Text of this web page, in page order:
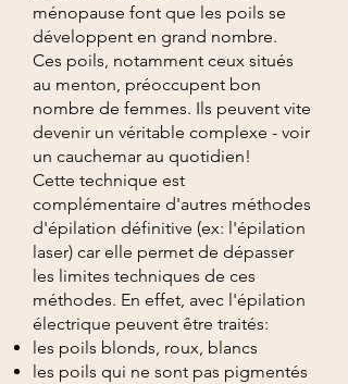
ménopause font que les poils se
développent en grand nombre.
Ces poils, notamment ceux situés
au menton, préoccupent bon
nombre de femmes. Ils peuvent vite
devenir un véritable complexe - voir
un cauchemar au quotidien!
Cette technique est
complémentaire d'autres méthodes
d'épilation définitive (ex: l'épilation
laser) car elle permet de dépasser
les limites techniques de ces
méthodes. En effet, avec l'épilation
électrique peuvent être traités:
les poils blonds, roux, blancs
les poils qui ne sont pas pigmentés